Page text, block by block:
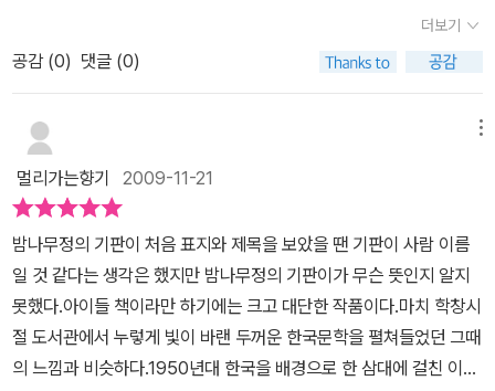
구한 삶이 더욱 안타까워 자꾸만 눈물이 흘러 내렸다.소설을 읽는 내
내 엄마의 역할에 대해 고민하는 시간으로 점철되었다. 이제 열두 살
인 아들에게 학습을 게을리 한다며 학생의 명분을 내세워 자식을 닦
달할 때가 많다. 스스로 판단하여 실천할 수 있기를 기다리기보다는
습은 또 다른 안골 댁의 모습이 아닌지 반문해 본다. 욕심을 한 없이
부리던 안골 댁은 귀한 아들을 가슴에 묻고 살며 심장에 주홍 글씨를
새기고 지내야 할 숙명에 놓이고 말았다. 자신의 탐욕에 사로잡힌 채
아들을 통해 자신을 드러내려는 오류를 범하여서는 안 되겠다. 진정
으로 아들이 무엇을 바라고 어떤 일을 하고 싶어 하는지 관심을 가질
때 좀 더 행복한 삶을 영위할 수 있으리라.
생각을 많이 하며 읽었던 대목이다.안골댁은 기판이가 세상을 판치며
살기를 원했기에 <판철이>라고 이름도 바꿔불렀다. 피는 물보다 진
하다고 기판이도 자전거 사건으로 인해 소주병으로 머리를 맞고 나서
는 정신이 온전치 못하게 되어 자신이 판철이가 된 듯 행동하는데, 안
골댁은 비록 정신이 온전치 못해도 그런 자식의 모습이 좋기만 하니,
한참 잘못된 생각인 가진 부모인 것이다.보살의 손에 의지해서 기판
이를 구해보고 싶었으나, 결국 본인의 의지와는 상관없이칠성파라는
깡패조직까지 흘러 들어갔다가 억울하게 칼에 맞고 집에 돌아오는 기
판이.....그런기판이를 죽게한 것은 극성스런 어머니 안골댁이였을
까? 아니면 주변을둘러싼 환경이었을까?1950년대 중반을 배경으로
한 순박한 한 소년이 환경에 의해 어떻게 변해가는지, 어떤 운명을 맞
이하게 되는지 담담하게 마치 한 편의 인생드라마처럼 그린 밤나무정
의 마음을 헤아려보게 한다.등장하는 많은 인물들 중 단연 눈에 띄는
인물은 안골댁, 바로 기판이의 어머니이다. 시집 간 언니들을 대신해
은 딸을 낳고 형님이 아들을 낳으면서 한층 더 수위를 높여몹쓸 짓을
도맡아 한다.지성을 들인 끝에낳은아들 기판이를 향한 그릇 된모정은
그야말로 남아선호, 남존여비의 극치를 보여주고 있어 보는 이로 하
여금 답답함을 느끼게 만들었다. 기판이는 어머니의 과잉보호의 당연
한 결과물인냥 소심함의 전형을 보여준다.친구들의 놀림으로 불리기
시작한 판철이라는 이름조차도 안골댁은 자기 식대로 해석해서, 세상
을 판치고 살라는 뜻으로급기야 아들의 이름을 판철이라 부르기까지
이르지만, 기판이는 엄마의 기대에 부흥하지 못한다. 이 부분에서 잠
게다가 기판이는 극성스러운 어머니 안골댁으로 인해 어릴 때부터 소
심하게 자라야만 했다. 그렇게 바라던 아들이 태어났으니 이 우악스
러운 어머니는 자신의 재산을 모두 아들을 위해 쏟아부었다. 어려서
부터 아이들과 어울려 뛰어놀지 못해 체력이 약해서 몇 백 년 묵은 산
삼을 먹이고, 다른 아이들에게 없는 것은 모두 사주었다. 그러다보니
기판이는 자연히 아이들 사이의 가녀린 풀같은 존재가 되었고, 두복
이를 중심으로 따돌림과 구타 등을 일제히 받을 수밖에 없었다.그런
그는 밤나무정의 패거리 중 일원이 되어, 귀자와 방자라는 두 여학생
을 만나게 되어 잠시동안 여학생과의 시간이라는 추억을 갖게 되고,
이들은 곧 중학생이 되고 고등학생이 되어 서로 엇갈리게 된다. 공업
고등학교에 가게 된 기판이는 매일 자전거를 타고 통학하게 되었는
데, 두복이는 이 꼴을 보다 못해 결국 그의 자전거를 완전히 부숴버리
더보기
공감 (0) 댓글 (0)
멀리가는향기 2009-11-21
밤나무정의 기판이 처음 표지와 제목을 보았을 땐 기판이 사람 이름
일 것 같다는 생각은 했지만 밤나무정의 기판이가 무슨 뜻인지 알지
못했다.아이들 책이라만 하기에는 크고 대단한 작품이다.마치 학창시
절 도서관에서 누렇게 빛이 바랜 두꺼운 한국문학을 펼쳐들었던 그때
의 느낌과 비슷하다.1950년대 한국을 배경으로 한 삼대에 걸친 이야